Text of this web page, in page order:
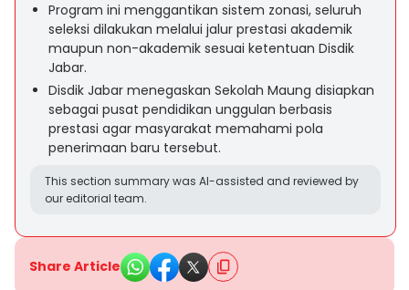
Program ini menggantikan sistem zonasi, seluruh
seleksi dilakukan melalui jalur prestasi akademik
maupun non-akademik sesuai ketentuan Disdik
Jabar.
Disdik Jabar menegaskan Sekolah Maung disiapkan
sebagai pusat pendidikan unggulan berbasis
prestasi agar masyarakat memahami pola
penerimaan baru tersebut.
This section summary was AI-assisted and reviewed by
our editorial team.
Share Article